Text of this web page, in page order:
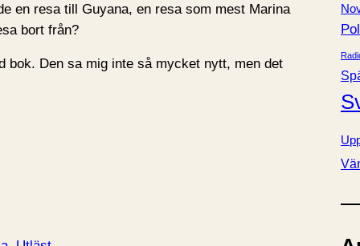
en resa till Guyana, en resa som mest Marina
bort från?
bok. Den sa mig inte så mycket nytt, men det